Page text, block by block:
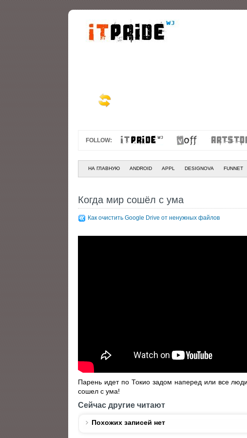
FOLLOW:
НА ГЛАВНУЮ ANDROID APPL DESIGNOVA FUNNET
Когда мир сошёл с ума
Как очистить Google Drive от ненужных файлов
Парень идет по Токио задом наперед или все
сошел с ума!
Сейчас другие читают
Похожих записей нет